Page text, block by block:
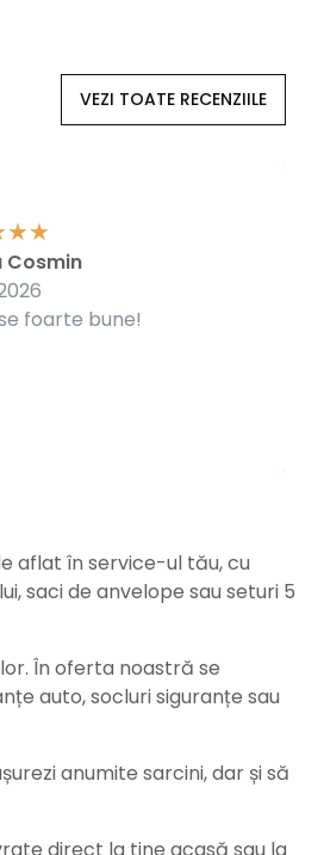
VEZI TOATE RECENZIILE
foarte bune!
Cosmin
aflat în service-ul tău, cu
saci de anvelope sau seturi 5
În oferta noastră se
auto, socluri siguranțe sau
anumite sarcini, dar și să